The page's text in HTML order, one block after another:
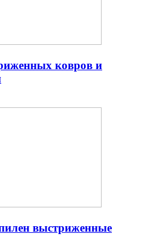
ковров и
выстриженные